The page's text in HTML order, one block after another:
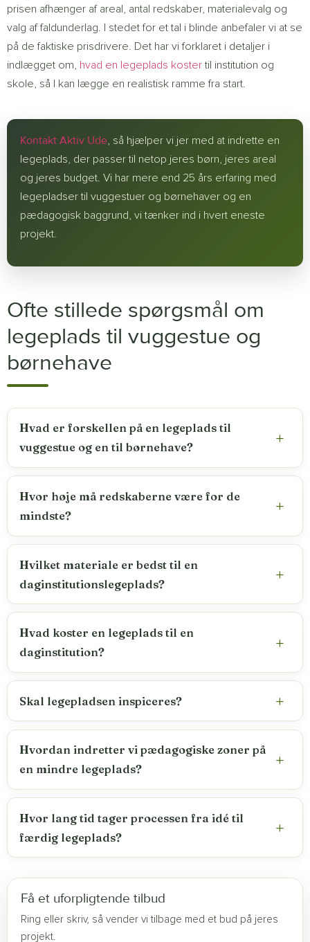
prisen afhænger af areal, antal redskaber, materialevalg og
valg af faldunderlag. I stedet for et tal i blinde anbefaler vi at se
på de faktiske prisdrivere. Det har vi forklaret i detaljer i
indlægget om, hvad en legeplads kostertil institution og
skole, så I kan lægge en realistisk ramme fra start.
Kontakt Aktiv Ude, så hjælper vi jer med at indrette en
legeplads, der passer til netop jeres børn, jeres areal
og jeres budget. Vi har mere end 25 års erfaring med
legepladser til vuggestuer og børnehaver og en
pædagogisk baggrund, vi tænker ind i hvert eneste
projekt.
Ofte stillede spørgsmål om
legeplads til vuggestue og
børnehave
Hvad er forskellen på en legeplads til
vuggestue og en til børnehave?
Hvor høje må redskaberne være for de
mindste?
Hvilket materiale er bedst til en
daginstitutionslegeplads?
Hvad koster en legeplads til en
daginstitution?
Skal legepladsen inspiceres?
Hvordan indretter vi pædagogiske zoner på
en mindre legeplads?
Hvor lang tid tager processen fra idé til
færdig legeplads?
Få et uforpligtende tilbud
Ring eller skriv, så vender vi tilbage med et bud på jeres
projekt.